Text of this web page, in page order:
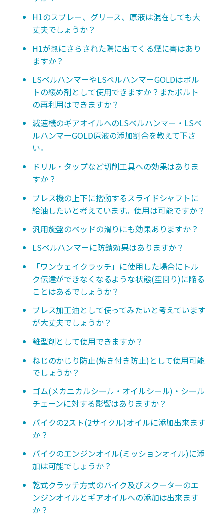
H1のスプレー、グリース、原液は混在しても大
丈夫でしょうか？
H1が熱にさらされた際に出てくる煙に害はあり
ますか？
LSベルハンマーやLSベルハンマーGOLDはボル
トの緩め剤として使用できますか？またボルト
の再利用はできますか？
減速機のギアオイルへのLSベルハンマー・LSベ
ルハンマーGOLD原液の添加割合を教えて下さ
い。
ドリル・タップなど切削工具への効果はありま
すか？
プレス機の上下に摺動するスライドシャフトに
給油したいと考えています。使用は可能ですか？
汎用旋盤のベッドの滑りにも効果ありますか？
LSベルハンマーに防錆効果はありますか？
「ワンウェイクラッチ」に使用した場合にトル
ク伝達ができなくなるような状態(空回り)に陥る
ことはあるでしょうか？
プレス加工油として使ってみたいと考えています
が大丈夫でしょうか？
離型剤として使用できますか？
ねじのかじり防止(焼き付き防止)として使用可能
でしょうか？
ゴム(メカニカルシール・オイルシール)・シール
チェーンに対する影響はありますか？
バイクの2スト(2サイクル)オイルに添加出来ます
か？
バイクのエンジンオイル(ミッションオイル)に添
加は可能でしょうか？
乾式クラッチ方式のバイク及びスクーターのエ
ンジンオイルとギアオイルへの添加は出来ます
か？